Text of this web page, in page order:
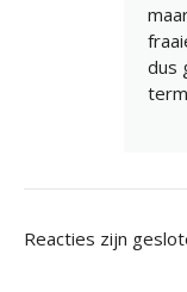
dus
Reacties zijn